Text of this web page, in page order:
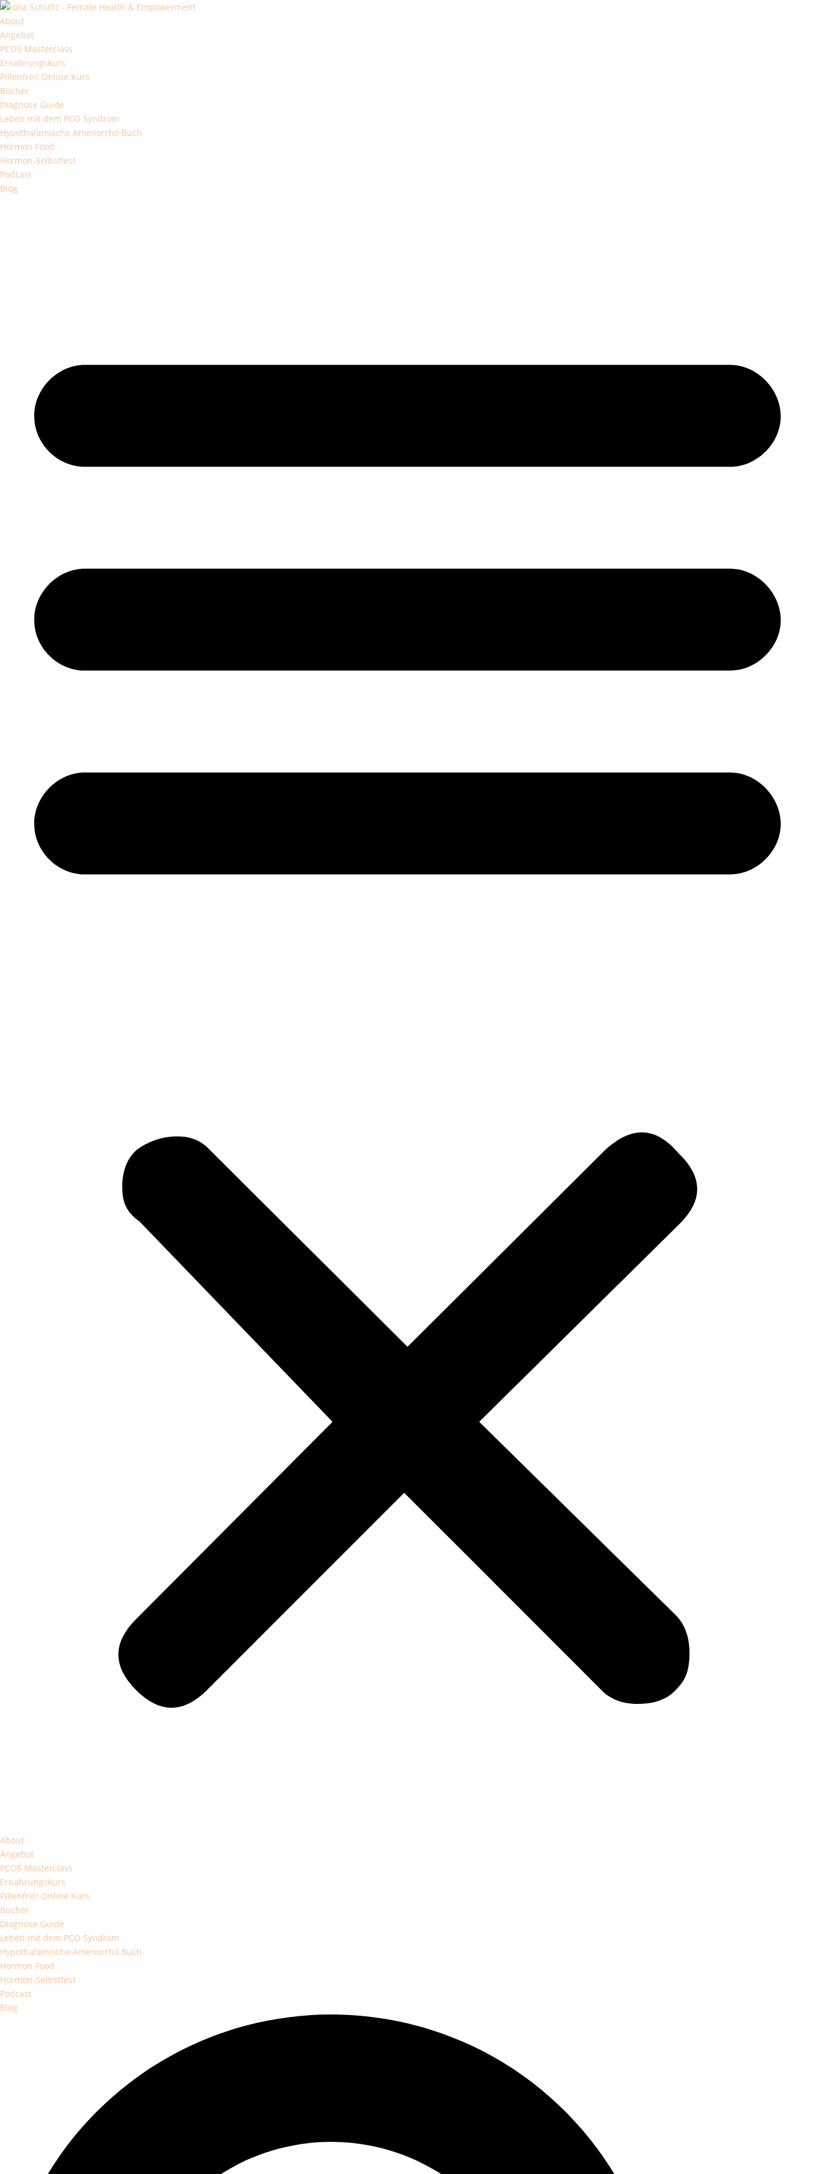
About
Angebot
PCOS Masterclass
Ernährungskurs
Pillenfrei! Online Kurs
Bücher
Diagnose Guide
Leben mit dem PCO Syndrom
Hypothalamische Amenorrhö Buch
Hormon Food
Hormon-Selbsttest
Podcast
Blog
About
Angebot
PCOS Masterclass
Ernährungskurs
Pillenfrei! Online Kurs
Bücher
Diagnose Guide
Leben mit dem PCO Syndrom
Hypothalamische Amenorrhö Buch
Hormon Food
Hormon-Selbsttest
Podcast
Blog